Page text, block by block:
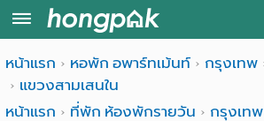
สมัครสมาชิก
หน้า
หน้าแรก หอพัก อพาร์ทเม้นท์ กรุงเทพ
แขวงสามเสนใน
หน้าแรก
ที่พัก ห้องพักรายวัน กรุงเทพ